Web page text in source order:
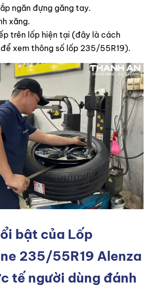
ngăn đựng găng tay.
xăng.
trên lốp hiện tại (đây là cách
xem thông số lốp 235/55R19).
bật của Lốp
235/55R19 Alenza
tế người dùng đánh